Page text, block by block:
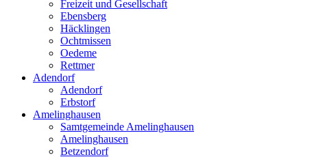
Freizeit und Gesellschaft
Ebensberg
Häcklingen
Ochtmissen
Oedeme
Rettmer
Adendorf
Adendorf
Erbstorf
Amelinghausen
Samtgemeinde Amelinghausen
Amelinghausen
Betzendorf